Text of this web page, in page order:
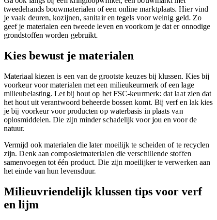
tweedehands bouwmaterialen of een online marktplaats. Hier vind
je vaak deuren, kozijnen, sanitair en tegels voor weinig geld. Zo
geef je materialen een tweede leven en voorkom je dat er onnodige
grondstoffen worden gebruikt.
Kies bewust je materialen
Materiaal kiezen is een van de grootste keuzes bij klussen. Kies bij
voorkeur voor materialen met een milieukeurmerk of een lage
milieubelasting. Let bij hout op het FSC-keurmerk: dat laat zien dat
het hout uit verantwoord beheerde bossen komt. Bij verf en lak kies
je bij voorkeur voor producten op waterbasis in plaats van
oplosmiddelen. Die zijn minder schadelijk voor jou en voor de
natuur.
Vermijd ook materialen die later moeilijk te scheiden of te recyclen
zijn. Denk aan composietmaterialen die verschillende stoffen
samenvoegen tot één product. Die zijn moeilijker te verwerken aan
het einde van hun levensduur.
Milieuvriendelijk klussen tips voor verf
en lijm